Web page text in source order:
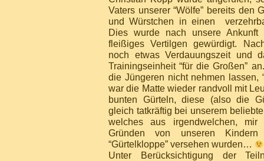
Vaters unserer “Wölfe” bereits den
und Würstchen in einen
Dies wurde nach unsere
fleißiges Vertilgen gewürdigt.
noch etwas Verdauungszeit und
Trainingseinheit “für die Großen”
die Jüngeren nicht nehmen lassen,
war die Matte wieder randvoll mit
bunten Gürteln, diese (also die
gleich tatkräftig bei unserem
welches aus irgendwelchen, mir
Gründen von unseren
“Gürtelkloppe” versehen wurden…
Unter Berücksichtigung der